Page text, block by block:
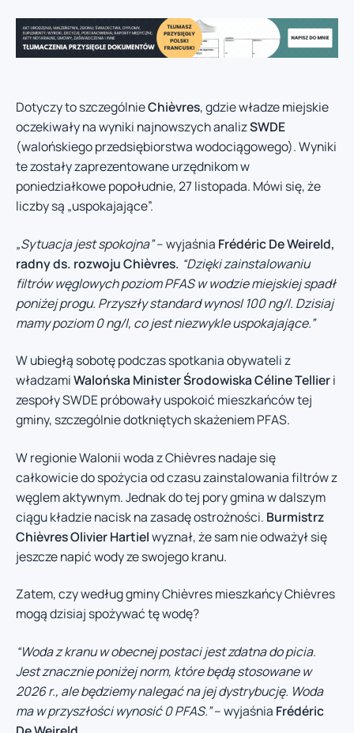
Dotyczy to szczególnieChièvres, gdzie władze miejskie
oczekiwały na wyniki najnowszych analizSWDE
(walońskiego przedsiębiorstwa wodociągowego). Wyniki
te zostały zaprezentowane urzędnikom w
poniedziałkowe popołudnie, 27 listopada. Mówi się, że
liczby są „uspokajające”.
„Sytuacja jest spokojna”– wyjaśnia Frédéric De Weireld,
radny ds. rozwoju Chièvres. “Dzięki zainstalowaniu
filtrów węglowych poziom PFAS w wodzie miejskiej spadł
poniżej progu. Przyszły standard wynosI 100 ng/l. Dzisiaj
mamy poziom 0 ng/l, co jest niezwykle uspokajające.”
W ubiegłą sobotę podczas spotkania obywateli z
władzamiWalońska Minister Środowiska Céline Tellieri
zespoły SWDE próbowały uspokoić mieszkańców tej
gminy, szczególnie dotkniętych skażeniem PFAS.
W regionie Walonii woda z Chièvres nadaje się
całkowicie do spożycia od czasu zainstalowania filtrów z
węglem aktywnym. Jednak do tej pory gmina w dalszym
ciągu kładzie nacisk na zasadę ostrożności. Burmistrz
Chièvres Olivier Hartielwyznał, że sam nie odważył się
jeszcze napić wody ze swojego kranu.
Zatem, czy według gminy Chièvres mieszkańcy Chièvres
mogą dzisiaj spożywać tę wodę?
“Woda z kranu w obecnej postaci jest zdatna do picia.
Jest znacznie poniżej norm, które będą stosowane w
2026 r., ale będziemy nalegać na jej dystrybucję. Woda
ma w przyszłości wynosić 0 PFAS.”– wyjaśnia Frédéric